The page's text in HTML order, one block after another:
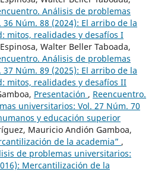
Análisis de problemas
Núm. 88 (2024): El arribo de la
mitos, realidades y desafíos I
Walter Beller Taboada,
Análisis de problemas
Núm. 89 (2025): El arribo de la
mitos, realidades y desafíos II
Presentación , Reencuentro.
universitarios: Vol. 27 Núm. 70
y educación superior
Mauricio Andión Gamboa,
de la academia” ,
de problemas universitarios:
Mercantilización de la